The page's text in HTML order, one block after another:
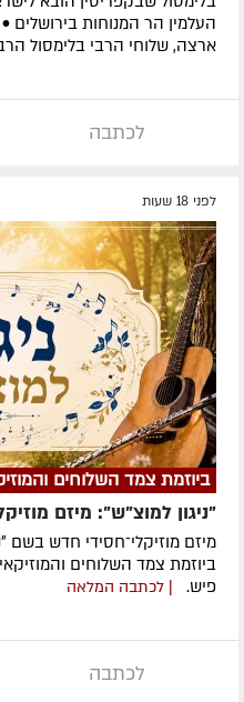
העלמין הר המנוחות
ארצה, שלוחי הרבי בלימסול
לכתבה
לפני 18 שעות
ביוזמת צמד השלוחים
"ניגון למוצ"ש": מיזם
מיזם מוזיקלי־חסידי חדש בשם
ביוזמת צמד השלוחים
פיש. | לכתבה המלאה
לכתבה